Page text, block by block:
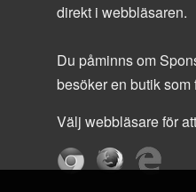
direkt i webbläsaren.
Du påminns om
besöker en butik
Välj webbläsare för